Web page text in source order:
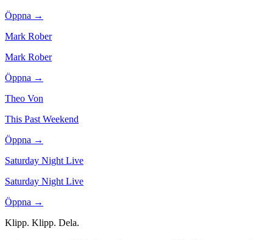
Öppna →
Mark Rober
Mark Rober
Öppna →
Theo Von
This Past Weekend
Öppna →
Saturday Night Live
Saturday Night Live
Öppna →
Klipp. Klipp. Dela.